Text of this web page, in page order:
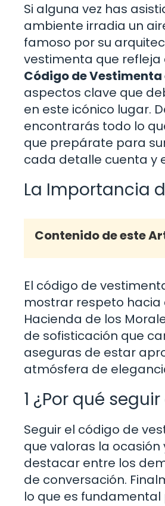
Si alguna vez has
ambiente irradia un
famoso por su
vestimenta que refleja
Código de Vestimenta
aspectos clave que
en este icónico lugar.
encontrarás todo lo
que prepárate para
cada detalle cuenta y
La Importancia
Contenido de este
El código de
mostrar respeto hacia
Hacienda de los
de sofisticación que
aseguras de estar
atmósfera de
1 ¿Por qué
Seguir el código de
que valoras la
destacar entre los
de conversación.
lo que es